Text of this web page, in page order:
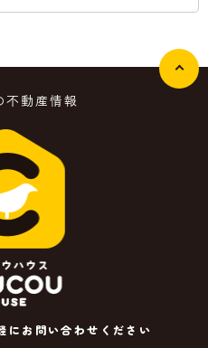
不動産情報
にお問い合わせください